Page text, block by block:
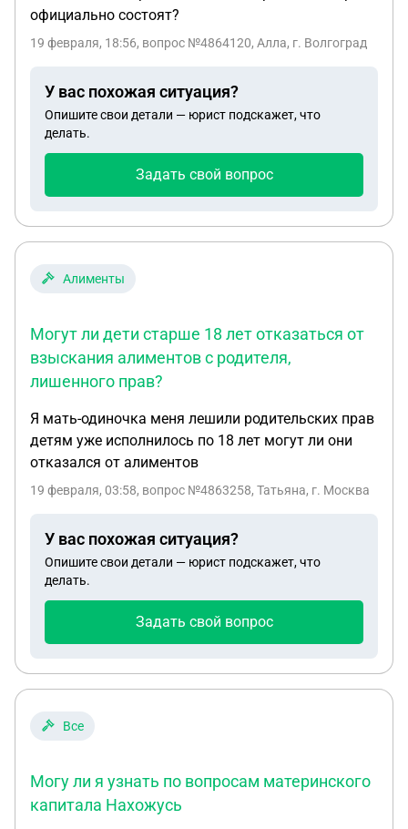
официально состоят?
19 февраля, 18:56, вопрос №4864120, Алла, г. Волгоград
У вас похожая ситуация?
Опишите свои детали — юрист подскажет, что
делать.
Задать свой вопрос
Алименты
Могут ли дети старше 18 лет отказаться от
взыскания алиментов с родителя,
лишенного прав?
Я мать-одиночка меня лешили родительских прав
детям уже исполнилось по 18 лет могут ли они
отказался от алиментов
19 февраля, 03:58, вопрос №4863258, Татьяна, г. Москва
У вас похожая ситуация?
Опишите свои детали — юрист подскажет, что
делать.
Задать свой вопрос
Все
Могу ли я узнать по вопросам материнского
капитала Нахожусь